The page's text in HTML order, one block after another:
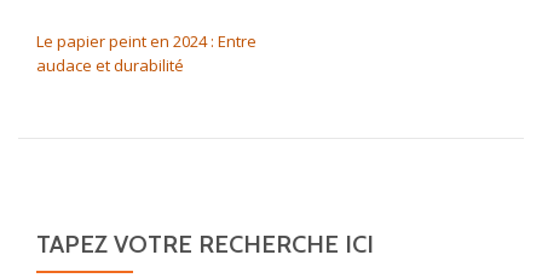
Le papier peint en 2024 : Entre
audace et durabilité
TAPEZ VOTRE RECHERCHE ICI